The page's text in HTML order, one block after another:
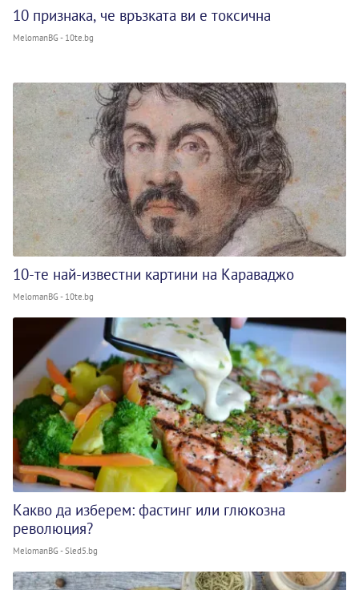
10 признака, че връзката ви е токсична
MelomanBG - 10te.bg
10-те най-известни картини на Караваджо
MelomanBG - 10te.bg
Какво да изберем: фастинг или глюкозна
революция?
MelomanBG - Sled5.bg